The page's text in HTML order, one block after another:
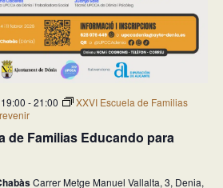
de Familias Educando para
-21:00
XXVI Escuela de Familias
Carrer Metge Manuel Vallalta, 3, Denia,